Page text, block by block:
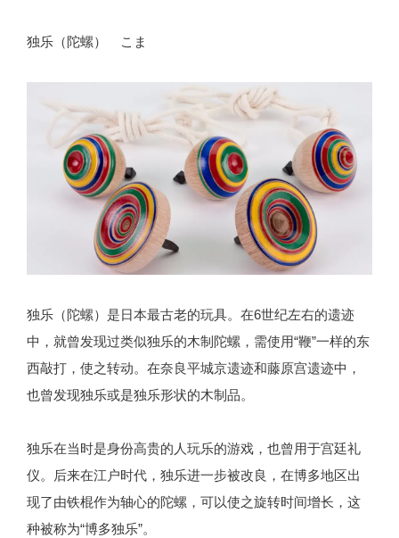
独乐（陀螺） こま
独乐（陀螺）是日本最古老的玩具。在6世纪左右的遗迹
中，就曾发现过类似独乐的木制陀螺，需使用“鞭”一样的东
西敲打，使之转动。在奈良平城京遗迹和藤原宫遗迹中，
也曾发现独乐或是独乐形状的木制品。
独乐在当时是身份高贵的人玩乐的游戏，也曾用于宫廷礼
仪。后来在江户时代，独乐进一步被改良，在博多地区出
现了由铁棍作为轴心的陀螺，可以使之旋转时间增长，这
种被称为“博多独乐”。